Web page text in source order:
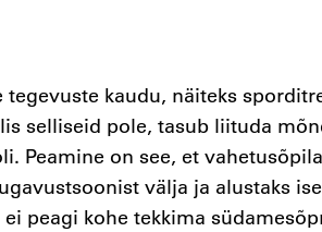
kaudu, näiteks
selliseid pole, tasub liituda
Peamine on see, et
välja ja alustaks ise
peagi kohe tekkima